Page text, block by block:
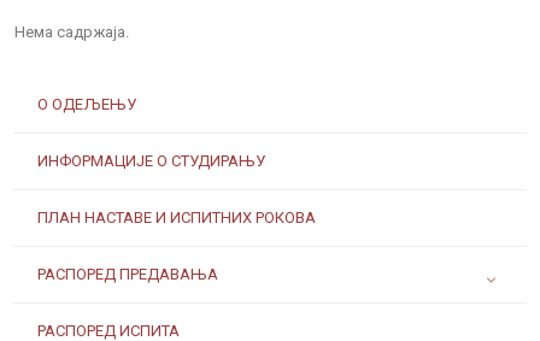
О ОДЕЉЕЊУ
ИНФОРМАЦИЈЕ О СТУДИРАЊУ
ПЛАН НАСТАВЕ И ИСПИТНИХ РОКОВА
РАСПОРЕД ПРЕДАВАЊА
РАСПОРЕД ИСПИТА
Нема садржаја.